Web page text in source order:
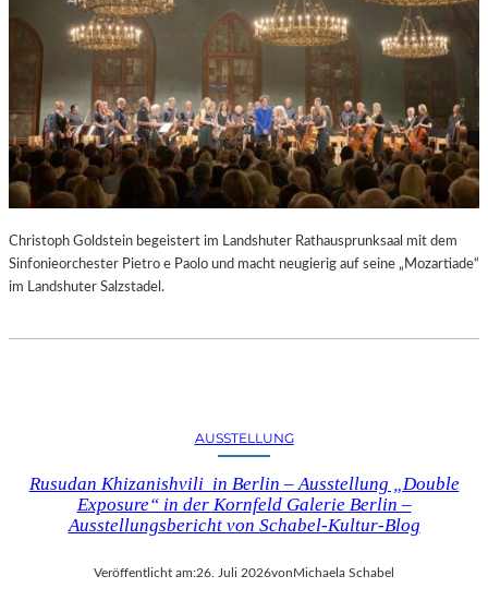
Christoph Goldstein begeistert im Landshuter Rathausprunksaal mit dem
Sinfonieorchester Pietro e Paolo und macht neugierig auf seine „Mozartiade“
im Landshuter Salzstadel.
AUSSTELLUNG
Rusudan Khizanishvili in Berlin – Ausstellung „Double
Exposure“ in der Kornfeld Galerie Berlin –
Ausstellungsbericht von Schabel-Kultur-Blog
Veröffentlicht am:26. Juli 2026vonMichaela Schabel